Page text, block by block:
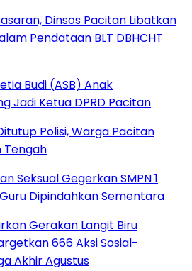
Dinsos Pacitan Libatkan
Pendataan BLT DBHCHT
Budi (ASB) Anak
Jadi Ketua DPRD Pacitan
Polisi, Warga Pacitan
Tengah
Seksual Gegerkan SMPN 1
Dipindahkan Sementara
Gerakan Langit Biru
666 Aksi Sosial-
Akhir Agustus